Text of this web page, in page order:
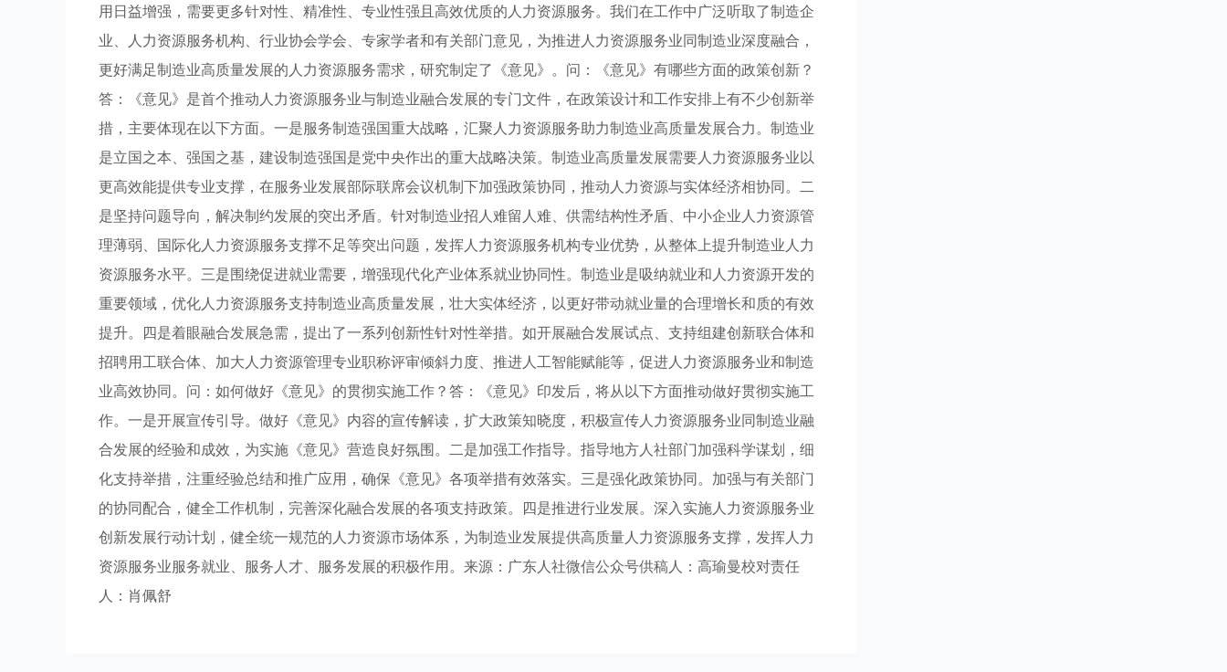
用日益增强，需要更多针对性、精准性、专业性强且高效优质的人力资源服务。我们在工作中广泛听取了制造企
业、人力资源服务机构、行业协会学会、专家学者和有关部门意见，为推进人力资源服务业同制造业深度融合，
更好满足制造业高质量发展的人力资源服务需求，研究制定了《意见》。问：《意见》有哪些方面的政策创新？
答：《意见》是首个推动人力资源服务业与制造业融合发展的专门文件，在政策设计和工作安排上有不少创新举
措，主要体现在以下方面。一是服务制造强国重大战略，汇聚人力资源服务助力制造业高质量发展合力。制造业
是立国之本、强国之基，建设制造强国是党中央作出的重大战略决策。制造业高质量发展需要人力资源服务业以
更高效能提供专业支撑，在服务业发展部际联席会议机制下加强政策协同，推动人力资源与实体经济相协同。二
是坚持问题导向，解决制约发展的突出矛盾。针对制造业招人难留人难、供需结构性矛盾、中小企业人力资源管
理薄弱、国际化人力资源服务支撑不足等突出问题，发挥人力资源服务机构专业优势，从整体上提升制造业人力
资源服务水平。三是围绕促进就业需要，增强现代化产业体系就业协同性。制造业是吸纳就业和人力资源开发的
重要领域，优化人力资源服务支持制造业高质量发展，壮大实体经济，以更好带动就业量的合理增长和质的有效
提升。四是着眼融合发展急需，提出了一系列创新性针对性举措。如开展融合发展试点、支持组建创新联合体和
招聘用工联合体、加大人力资源管理专业职称评审倾斜力度、推进人工智能赋能等，促进人力资源服务业和制造
业高效协同。问：如何做好《意见》的贯彻实施工作？答：《意见》印发后，将从以下方面推动做好贯彻实施工
作。一是开展宣传引导。做好《意见》内容的宣传解读，扩大政策知晓度，积极宣传人力资源服务业同制造业融
合发展的经验和成效，为实施《意见》营造良好氛围。二是加强工作指导。指导地方人社部门加强科学谋划，细
化支持举措，注重经验总结和推广应用，确保《意见》各项举措有效落实。三是强化政策协同。加强与有关部门
的协同配合，健全工作机制，完善深化融合发展的各项支持政策。四是推进行业发展。深入实施人力资源服务业
创新发展行动计划，健全统一规范的人力资源市场体系，为制造业发展提供高质量人力资源服务支撑，发挥人力
资源服务业服务就业、服务人才、服务发展的积极作用。来源：广东人社微信公众号供稿人：高瑜曼校对责任
人：肖佩舒